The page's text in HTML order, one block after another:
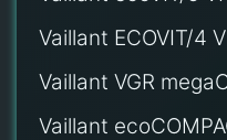
Vaillant ECOVIT/4
Vaillant VGR
Vaillant